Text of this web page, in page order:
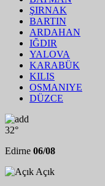
ŞIRNAK
BARTIN
ARDAHAN
IĞDIR
YALOVA
KARABÜK
KILIS
OSMANIYE
DÜZCE
32°
Edirne 06/08
Açık